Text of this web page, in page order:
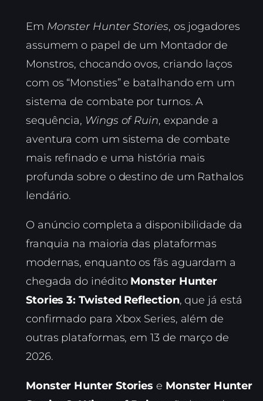
Em Monster Hunter Stories, os jogadores
assumem o papel de um Montador de
Monstros, chocando ovos, criando laços
com os “Monsties” e batalhando em um
sistema de combate por turnos. A
sequência, Wings of Ruin, expande a
aventura com um sistema de combate
mais refinado e uma história mais
profunda sobre o destino de um Rathalos
lendário.
O anúncio completa a disponibilidade da
franquia na maioria das plataformas
modernas, enquanto os fãs aguardam a
chegada do inédito Monster Hunter
Stories 3: Twisted Reflection, que já está
confirmado para Xbox Series, além de
outras plataformas, em 13 de março de
2026.
Monster Hunter Stories e Monster Hunter